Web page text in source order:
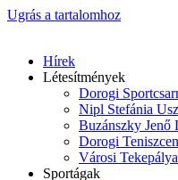
Ugrás a tartalomhoz
Hírek
Létesítmények
Dorogi
Nipl Stefánia
Buzánszky Jenő
Dorogi
Városi Tekepálya
Sportágak